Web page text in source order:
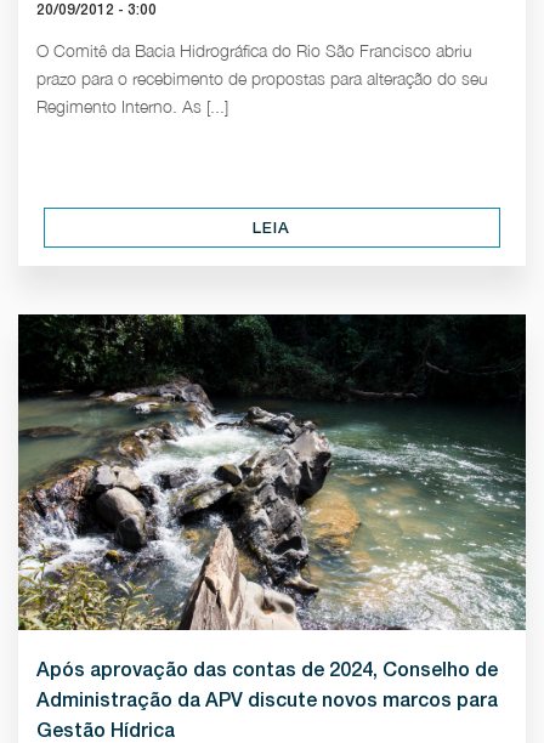
20/09/2012 - 3:00
O Comitê da Bacia Hidrográfica do Rio São Francisco abriu
prazo para o recebimento de propostas para alteração do seu
Regimento Interno. As [...]
LEIA
Após aprovação das contas de 2024, Conselho de
Administração da APV discute novos marcos para
Gestão Hídrica